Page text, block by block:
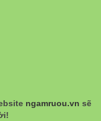
ngamruou.vn sẽ